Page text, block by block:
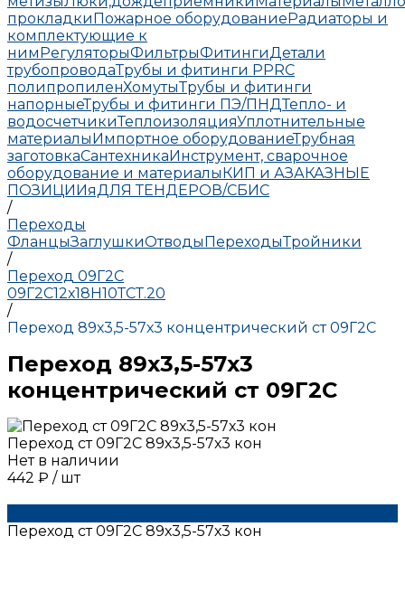
прокладкиПожарное оборудованиеРадиаторы и
комплектующие к
нимРегуляторыФильтрыФитингиДетали
трубопроводаТрубы и фитинги PPRC
полипропиленХомутыТрубы и фитинги
напорныеТрубы и фитинги ПЭ/ПНДТепло- и
водосчетчикиТеплоизоляцияУплотнительные
материалыИмпортное оборудованиеТрубная
заготовкаСантехникаИнструмент, сварочное
оборудование и материалыКИП и АЗАКАЗНЫЕ
ПОЗИЦИИяДЛЯ ТЕНДЕРОВ/СБИС
/
Переходы
ФланцыЗаглушкиОтводыПереходыТройники
/
Переход 09Г2С
09Г2С12х18Н10ТСТ.20
/
Переход 89х3,5-57х3 концентрический ст 09Г2С
Переход 89х3,5-57х3
концентрический ст 09Г2С
Переход ст 09Г2С 89х3,5-57х3 кон
Нет в наличии
442 ₽ / шт
Переход ст 09Г2С 89х3,5-57х3 кон